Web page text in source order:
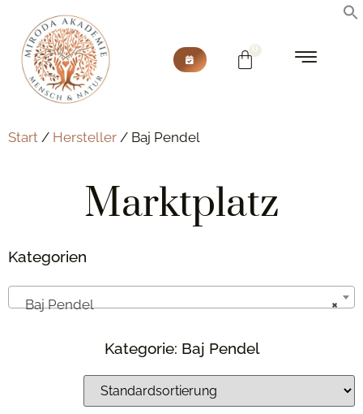
Start / Hersteller / Baj Pendel
Marktplatz
Kategorien
×
Baj Pendel
Kategorie: Baj Pendel